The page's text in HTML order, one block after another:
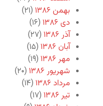
بهمن ۱۳۸۶
(۲۱)
دی ۱۳۸۶
(۱۶)
آذر ۱۳۸۶
(۲۷)
آبان ۱۳۸۶
(۱۵)
مهر ۱۳۸۶
(۱۹)
شهریور ۱۳۸۶
(۲۰)
مرداد ۱۳۸۶
(۱۴)
تیر ۱۳۸۶
(۱۷)